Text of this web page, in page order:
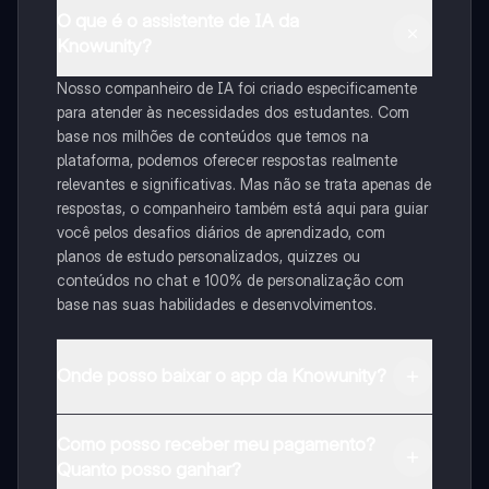
Nosso companheiro de IA foi criado especificamente
para atender às necessidades dos estudantes. Com
base nos milhões de conteúdos que temos na
plataforma, podemos oferecer respostas realmente
relevantes e significativas. Mas não se trata apenas de
respostas, o companheiro também está aqui para guiar
você pelos desafios diários de aprendizado, com
planos de estudo personalizados, quizzes ou
conteúdos no chat e 100% de personalização com
base nas suas habilidades e desenvolvimentos.